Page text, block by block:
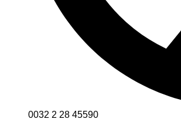
0032 2 28 45590